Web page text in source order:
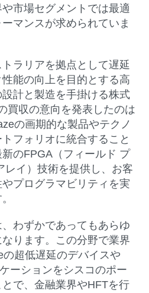
市場セグメントでは最適
マンスが求められていま
ラリアを拠点として遅延
能の向上を目的とする高
計と製造を手掛ける株式
買収の意向を発表したのは
の画期的な製品やテクノ
フォリオに統合すること
のFPGA（フィールド プ
レイ）技術を提供し、お客
プログラマビリティを実
わずかであってもあらゆ
ります。この分野で業界
超低遅延のデバイスや
ーションをシスコのポー
とで、金融業界やHFTを行